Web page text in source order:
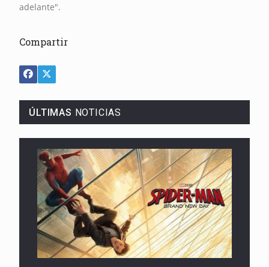
adelante".
Compartir
ÚLTIMAS NOTICIAS